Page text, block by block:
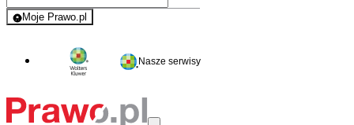
Moje Prawo.pl
- rejestracja i logowanie do serwisu
Nasze serwisy